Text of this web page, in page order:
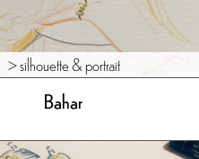
> silhouette & portrait
Bahar